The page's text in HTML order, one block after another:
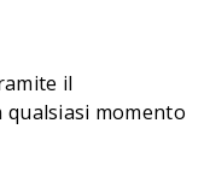
il
momento